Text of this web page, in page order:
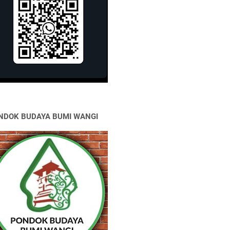
BUDAYA BUMI WANGI